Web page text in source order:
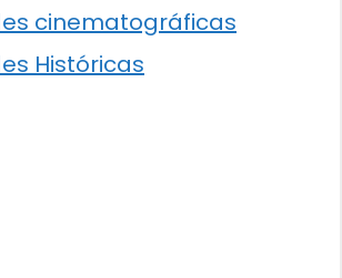
cinematográficas
Históricas